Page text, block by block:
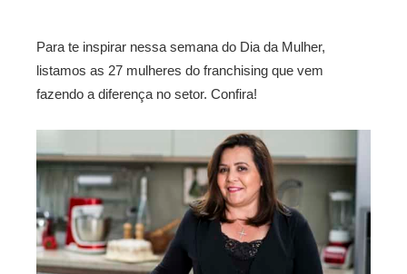
Para te inspirar nessa semana do Dia da Mulher,
listamos as 27 mulheres do franchising que vem
fazendo a diferença no setor. Confira!